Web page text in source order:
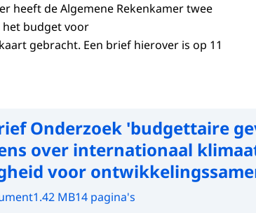
heeft de Algemene Rekenkamer twee
budget voor
gebracht. Een brief hierover is op 11
Onderzoek 'budgettaire
over internationaal
voor
1.42 MB14 pagina's